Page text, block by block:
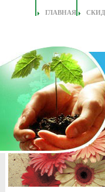
ГЛАВНАЯ